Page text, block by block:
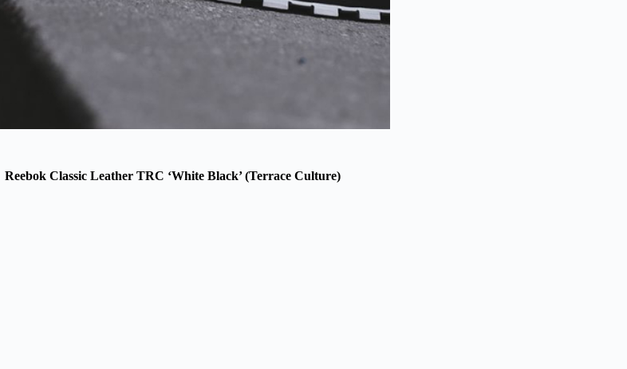
Reebok Classic Leather TRC ‘White Black’ (Terrace Culture)